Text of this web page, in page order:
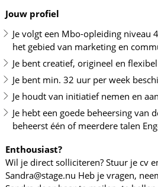
Jouw profiel
Je volgt een Mbo-opleiding niveau
het gebied van marketing en
Je bent creatief, origineel en flexibel
Je bent min. 32 uur per week
Je houdt van initiatief nemen en
Je hebt een goede beheersing van
beheerst één of meerdere talen
Enthousiast?
Wil je direct solliciteren? Stuur je cv
Sandra@stage.nu Heb je vragen,